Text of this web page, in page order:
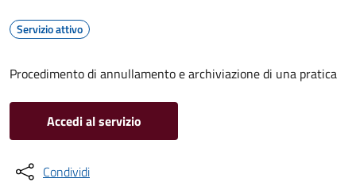
Servizio attivo
Procedimento di annullamento e archiviazione di una pratica
Accedi al servizio
Condividi